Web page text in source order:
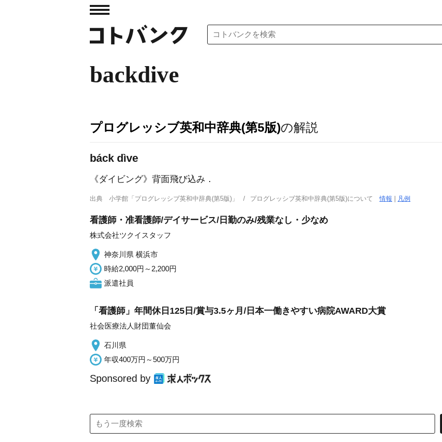
backdive
プログレッシブ英和中辞典(第5版)の解説
báck dìve
《ダイビング》 背面飛び込み ．
出典 小学館「プログレッシブ英和中辞典(第5版)」 プログレッシブ英和中辞典(第5版)について情報 凡例
看護師・准看護師/デイサービス/日勤のみ/残業なし・少なめ
株式会社ツクイスタッフ
神奈川県 横浜市
時給2,000円～2,200円
派遣社員
「看護師」年間休日125日/賞与3.5ヶ月/日本一働きやすい病院AWARD大賞
社会医療法人財団董仙会
石川県
年収400万円～500万円
Sponsored by